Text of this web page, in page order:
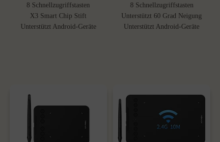
8 Schnellzugriffstasten
X3 Smart Chip Stift
Unterstützt Android-Geräte
8 Schnellzugriffstasten
Unterstützt 60 Grad Neigung
Unterstützt Android-Geräte